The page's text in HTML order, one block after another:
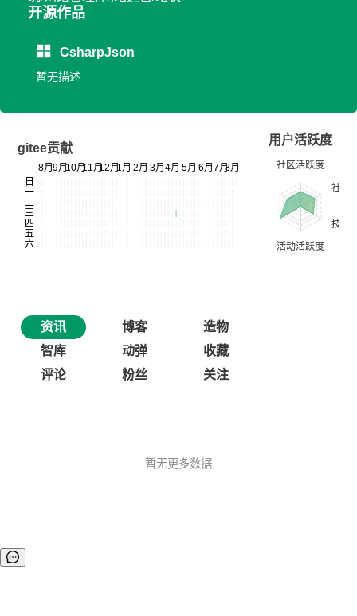
开源作品
CsharpJson
暂无描述
gitee贡献
用户活跃度
资讯 博客
造物
智库
动弹
收藏
评论
粉丝 关注
暂无更多数据